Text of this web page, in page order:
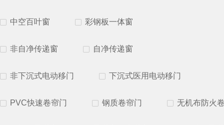
中空百叶窗 彩钢板一体窗
非自净传递窗 自净传递窗
非下沉式电动移门 下沉式医用电动移门
PVC快速卷帘门 钢质卷帘门 无机布防火